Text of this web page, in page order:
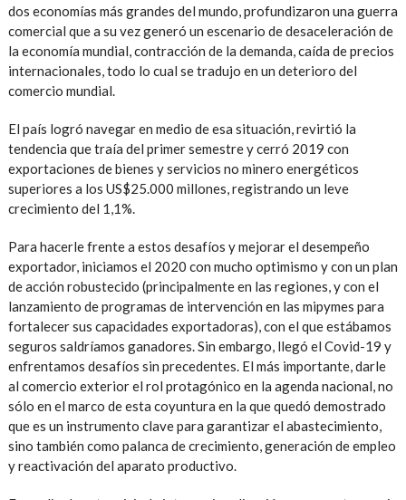
dos economías más grandes del mundo, profundizaron una guerra
comercial que a su vez generó un escenario de desaceleración de
la economía mundial, contracción de la demanda, caída de precios
internacionales, todo lo cual se tradujo en un deterioro del
comercio mundial.
El país logró navegar en medio de esa situación, revirtió la
tendencia que traía del primer semestre y cerró 2019 con
exportaciones de bienes y servicios no minero energéticos
superiores a los US$25.000 millones, registrando un leve
crecimiento del 1,1%.
Para hacerle frente a estos desafíos y mejorar el desempeño
exportador, iniciamos el 2020 con mucho optimismo y con un plan
de acción robustecido (principalmente en las regiones, y con el
lanzamiento de programas de intervención en las mipymes para
fortalecer sus capacidades exportadoras), con el que estábamos
seguros saldríamos ganadores. Sin embargo, llegó el Covid-19 y
enfrentamos desafíos sin precedentes. El más importante, darle
al comercio exterior el rol protagónico en la agenda nacional, no
sólo en el marco de esta coyuntura en la que quedó demostrado
que es un instrumento clave para garantizar el abastecimiento,
sino también como palanca de crecimiento, generación de empleo
y reactivación del aparato productivo.